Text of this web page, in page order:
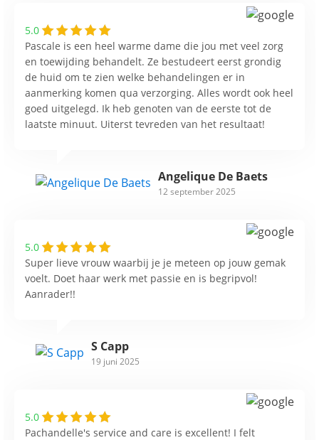
5.0
Pascale is een heel warme dame die jou met veel zorg
en toewijding behandelt. Ze bestudeert eerst grondig
de huid om te zien welke behandelingen er in
aanmerking komen qua verzorging. Alles wordt ook heel
goed uitgelegd. Ik heb genoten van de eerste tot de
laatste minuut. Uiterst tevreden van het resultaat!
Angelique De Baets
12 september 2025
5.0
Super lieve vrouw waarbij je je meteen op jouw gemak
voelt. Doet haar werk met passie en is begripvol!
Aanrader!!
S Capp
19 juni 2025
5.0
Pachandelle's service and care is excellent! I felt